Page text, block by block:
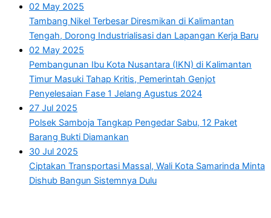
02 May 2025
Tambang Nikel Terbesar Diresmikan di Kalimantan
Tengah, Dorong Industrialisasi dan Lapangan Kerja Baru
02 May 2025
Pembangunan Ibu Kota Nusantara (IKN) di Kalimantan
Timur Masuki Tahap Kritis, Pemerintah Genjot
Penyelesaian Fase 1 Jelang Agustus 2024
27 Jul 2025
Polsek Samboja Tangkap Pengedar Sabu, 12 Paket
Barang Bukti Diamankan
30 Jul 2025
Ciptakan Transportasi Massal, Wali Kota Samarinda Minta
Dishub Bangun Sistemnya Dulu